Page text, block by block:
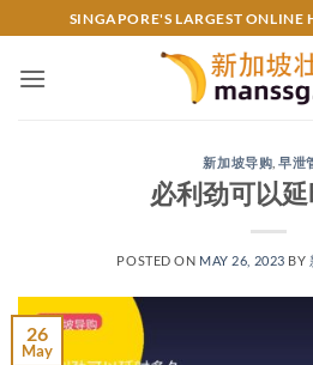
to
content
SINGAPORE'S LARGEST ONLINE
新加坡导购 ,早泄
必利劲可以
POSTED ON MAY 26, 2023 BY
26
May